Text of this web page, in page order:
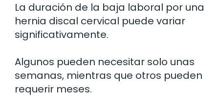
La duración de la baja laboral por una
hernia discal cervical puede variar
significativamente.
Algunos pueden necesitar solo unas
semanas, mientras que otros pueden
requerir meses.